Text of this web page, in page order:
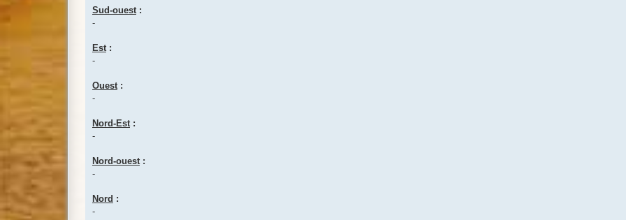
Sud-ouest:
-
Est:
-
Ouest:
-
Nord-Est:
-
Nord-ouest:
-
Nord :
-